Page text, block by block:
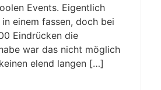
Events. Eigentlich
einem fassen, doch bei
Eindrücken die
war das nicht möglich
elend langen […]